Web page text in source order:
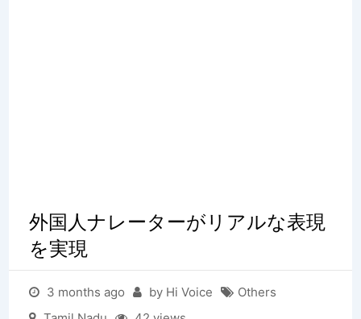
外国人ナレーターがリアルな表現
を実現
3 months ago by Hi Voice
Others